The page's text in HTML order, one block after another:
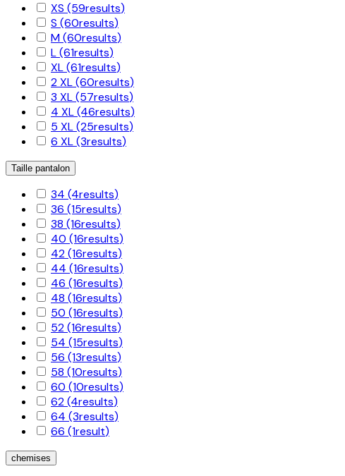
XS (59results)
S (60results)
M(60results)
L(61results)
XL(61results)
2 XL(60results)
3 XL(57results)
4 XL(46results)
5 XL(25results)
6 XL(3results)
Taille pantalon
34 (4results)
36 (15results)
38 (16results)
40 (16results)
42(16results)
44 (16results)
46 (16results)
48 (16results)
50 (16results)
52(16results)
54 (15results)
56 (13results)
58 (10results)
60 (10results)
62(4results)
64 (3results)
66 (1result)
chemises